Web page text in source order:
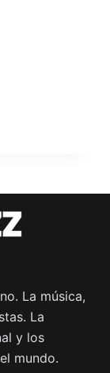
La música,
La
y los
mundo.